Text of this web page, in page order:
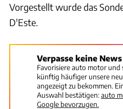
Vorgestellt wurde das
D'Este.
Verpasse keine
Favorisiere auto motor und
künftig häufiger unsere
angezeigt zu bekommen.
Auswahl bestätigen:auto
Google bevorzugen.